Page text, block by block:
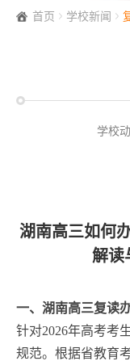
首页 学校新闻
学校
湖南高三如何
解读
一、湖南高三复读
针对2026年高考考
规范。根据省教育